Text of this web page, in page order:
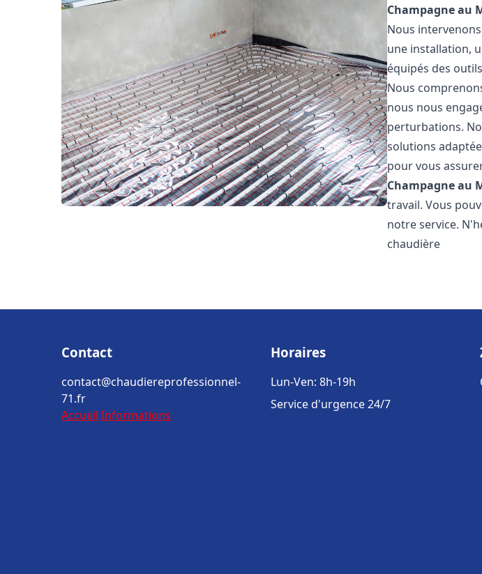
Champagne au
Nous
une installation,
équipés des
Nous
nous nous
perturbations.
solutions
pour vous
Champagne au
travail. Vous
notre service.
chaudière
Contact
contact@chaudiereprofessionnel-
71.fr
Accueil Informations
Horaires
Lun-Ven: 8h-19h
Service d'urgence 24/7